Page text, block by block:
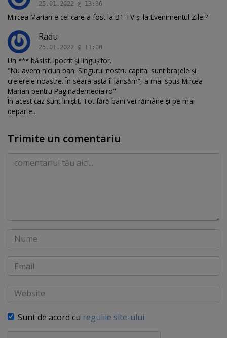
25.01.2022 @ 13:36
Mircea Marian e cel care a fost la B1 TV și la Evenimentul Zilei?
Radu
25.01.2022 @ 11:00
Un *** băsist. Ipocrit și lingușitor.
"Nu avem niciun ban. Singurul nostru capital sunt braţele şi
creierele noastre. În seara asta îl lansăm“, a mai spus Mircea
Marian pentru Paginademedia.ro"
În acest caz sunt liniștit. Tot fără bani vei rămâne și pe mai
departe...
Trimite un comentariu
Comentariu
Nume
Email
Website
Sunt de acord cu regulile site-ului